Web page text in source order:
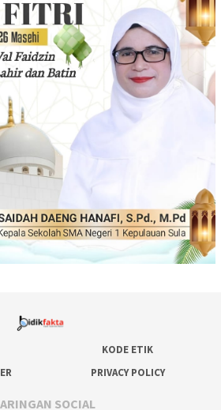
KODE ETIK
PRIVACY POLICY
SOCIAL